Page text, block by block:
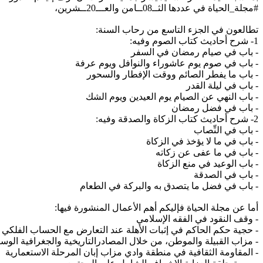
#مجلة_الحياة في عددها الثــ08ــامن والعـــ20ــشرين،
تطالعون في الجزء التاسع من رحاب السنة:
1- شرح أحاديث كتاب الصوم وفيه:
- باب في صيام رمضان في السفر
- باب في صوم يوم عاشوراء والنوافل ويوم عرفة
- باب ما يفطر الصائم ووقت الإفطار والسحور
- باب في ليلة القدر
- باب النهي عن الصيام يوم العيدين ويوم الشك
- باب في فضل رمضان
2- شرح أحاديث كتاب الزكاة والصدقة وفيه:
- باب في النِّصاب
- باب في ما لا يؤخذ في الزكاة
- باب في ما عفى عن زكاته
- باب الوعيد في منع الزكاة
- باب في الصدقة
- باب في فضل ما يتصدق به والبركة في الطعام
أما عن مجلة الحياة فإليكم أهم الأعمال المنشورة فيها:
- وقف النقود في الفقه الإسلامي
- حجية حكم الحاكم في إثبات الأهلة عند التعارض مع الحساب الفلكي
- مزاب القبيلة والموطن، من خلال المصادرالتاريخية والجغرافية
- المقاومة الثقافية في منطقة وادي مزاب إبان المرحلة الاستعمارية